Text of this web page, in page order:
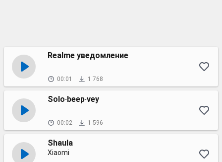
Realme уведомление
00:01 1 768
Solo·beep·vey
00:02 1 596
Shaula
Xiaomi